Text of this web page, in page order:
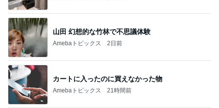
山田 幻想的な竹林で不思議体験
Amebaトピックス 2日前
カートに入ったのに買えなかった物
Amebaトピックス 21時間前